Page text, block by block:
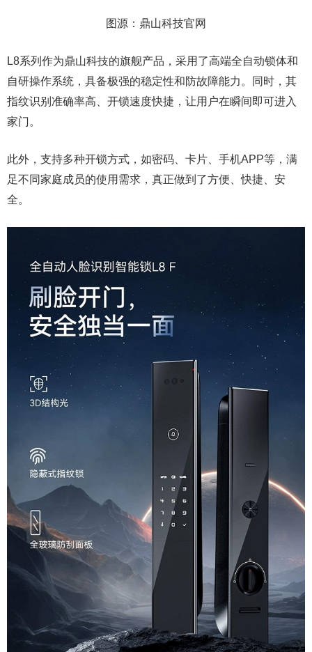
图源：鼎山科技官网
L8系列作为鼎山科技的旗舰产品，采用了高端全自动锁体和
自研操作系统，具备极强的稳定性和防故障能力。同时，其
指纹识别准确率高、开锁速度快捷，让用户在瞬间即可进入
家门。
此外，支持多种开锁方式，如密码、卡片、手机APP等，满
足不同家庭成员的使用需求，真正做到了方便、快捷、安
全。